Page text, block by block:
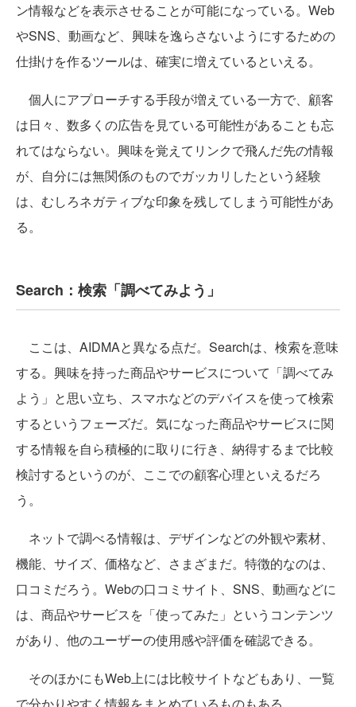
ン情報などを表示させることが可能になっている。Web
やSNS、動画など、興味を逸らさないようにするための
仕掛けを作るツールは、確実に増えているといえる。
個人にアプローチする手段が増えている一方で、顧客
は日々、数多くの広告を見ている可能性があることも忘
れてはならない。興味を覚えてリンクで飛んだ先の情報
が、自分には無関係のものでガッカリしたという経験
は、むしろネガティブな印象を残してしまう可能性があ
る。
Search：検索「調べてみよう」
ここは、AIDMAと異なる点だ。Searchは、検索を意味
する。興味を持った商品やサービスについて「調べてみ
よう」と思い立ち、スマホなどのデバイスを使って検索
するというフェーズだ。気になった商品やサービスに関
する情報を自ら積極的に取りに行き、納得するまで比較
検討するというのが、ここでの顧客心理といえるだろ
う。
ネットで調べる情報は、デザインなどの外観や素材、
機能、サイズ、価格など、さまざまだ。特徴的なのは、
口コミだろう。Webの口コミサイト、SNS、動画などに
は、商品やサービスを「使ってみた」というコンテンツ
があり、他のユーザーの使用感や評価を確認できる。
そのほかにもWeb上には比較サイトなどもあり、一覧